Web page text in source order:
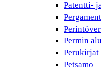
Patentti-
Permin
Perukirjat
Petsamo